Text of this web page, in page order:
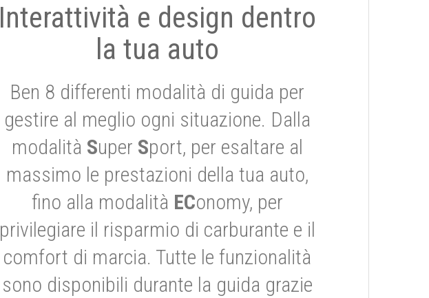
Interattività e design dentro
la tua auto
Ben 8 differenti modalità di guida per
gestire al meglio ogni situazione. Dalla
modalità Super Sport, per esaltare al
massimo le prestazioni della tua auto,
fino alla modalità EConomy, per
privilegiare il risparmio di carburante e il
comfort di marcia. Tutte le funzionalità
sono disponibili durante la guida grazie